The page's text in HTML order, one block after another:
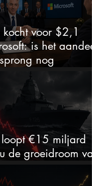
kocht voor $2,1
is het aandeel
nog
loopt €15 miljard
de groeidroom van